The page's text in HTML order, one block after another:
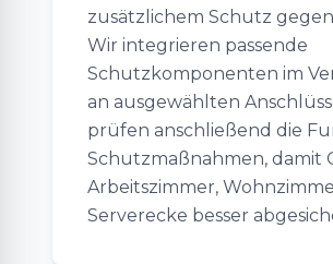
zusätzlichem Schutz
Wir integrieren passende
Schutzkomponenten im
an ausgewählten
prüfen anschließend die
Schutzmaßnahmen, damit
Arbeitszimmer,
Serverecke besser